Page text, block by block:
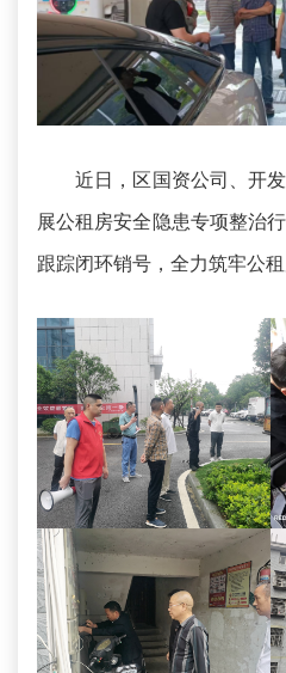
近日，区国资公司、开发
展公租房安全隐患专项整治
跟踪闭环销号，全力筑牢公租